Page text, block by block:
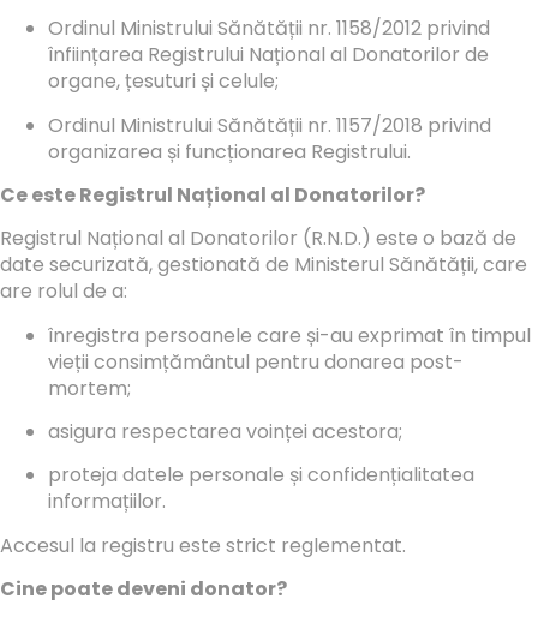
Ordinul Ministrului Sănătății nr. 1158/2012 privind
înființarea Registrului Național al Donatorilor de
organe, țesuturi și celule;
Ordinul Ministrului Sănătății nr. 1157/2018 privind
organizarea și funcționarea Registrului.
Ce este Registrul Național al Donatorilor?
Registrul Național al Donatorilor (R.N.D.) este o bază de
date securizată, gestionată de Ministerul Sănătății, care
are rolul de a:
înregistra persoanele care și-au exprimat în timpul
vieții consimțământul pentru donarea post-
mortem;
asigura respectarea voinței acestora;
proteja datele personale și confidențialitatea
informațiilor.
Accesul la registru este strict reglementat.
Cine poate deveni donator?